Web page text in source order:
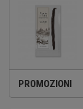
PROMOZIONI